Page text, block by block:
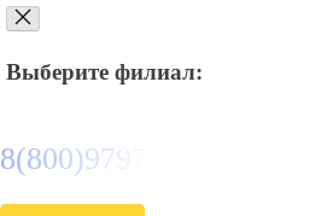
Выберите филиал:
8(800)9797043